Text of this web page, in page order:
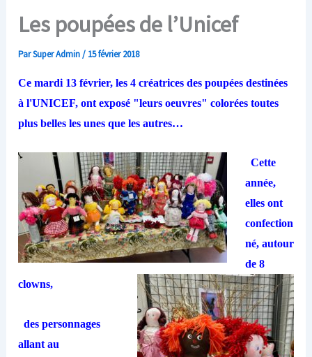
Les poupées de l’Unicef
ParSuper Admin/ 15 février 2018
Ce mardi 13 février, les 4 créatrices des poupées destinées
à l'UNICEF, ont exposé "leurs oeuvres" colorées toutes
plus belles les unes que les autres…
Cette
année,
elles ont
confection
né, autour
de 8
clowns,
des personnages
allant au